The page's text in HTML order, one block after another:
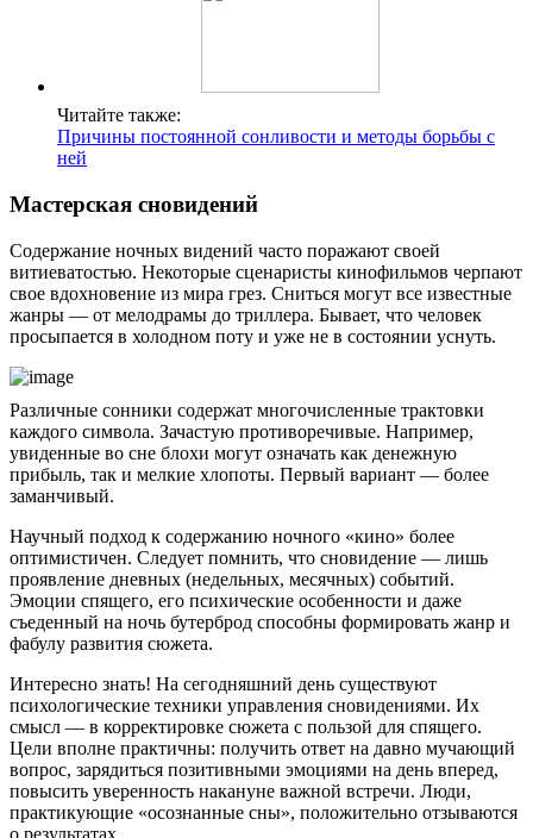
Читайте также:
Причины постоянной сонливости и методы борьбы с
ней
Мастерская сновидений
Содержание ночных видений часто поражают своей
витиеватостью. Некоторые сценаристы кинофильмов черпают
свое вдохновение из мира грез. Сниться могут все известные
жанры — от мелодрамы до триллера. Бывает, что человек
просыпается в холодном поту и уже не в состоянии уснуть.
Различные сонники содержат многочисленные трактовки
каждого символа. Зачастую противоречивые. Например,
увиденные во сне блохи могут означать как денежную
прибыль, так и мелкие хлопоты. Первый вариант — более
заманчивый.
Научный подход к содержанию ночного «кино» более
оптимистичен. Следует помнить, что сновидение — лишь
проявление дневных (недельных, месячных) событий.
Эмоции спящего, его психические особенности и даже
съеденный на ночь бутерброд способны формировать жанр и
фабулу развития сюжета.
Интересно знать! На сегодняшний день существуют
психологические техники управления сновидениями. Их
смысл — в корректировке сюжета с пользой для спящего.
Цели вполне практичны: получить ответ на давно мучающий
вопрос, зарядиться позитивными эмоциями на день вперед,
повысить уверенность накануне важной встречи. Люди,
практикующие «осознанные сны», положительно отзываются
о результатах.